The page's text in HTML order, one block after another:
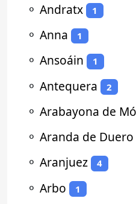
⚬ Andratx 1
⚬ Anna 1
⚬ Ansoáin 1
⚬ Antequera 2
⚬ Arabayona de
⚬ Aranda de Duero
⚬ Aranjuez 4
⚬ Arbo 1